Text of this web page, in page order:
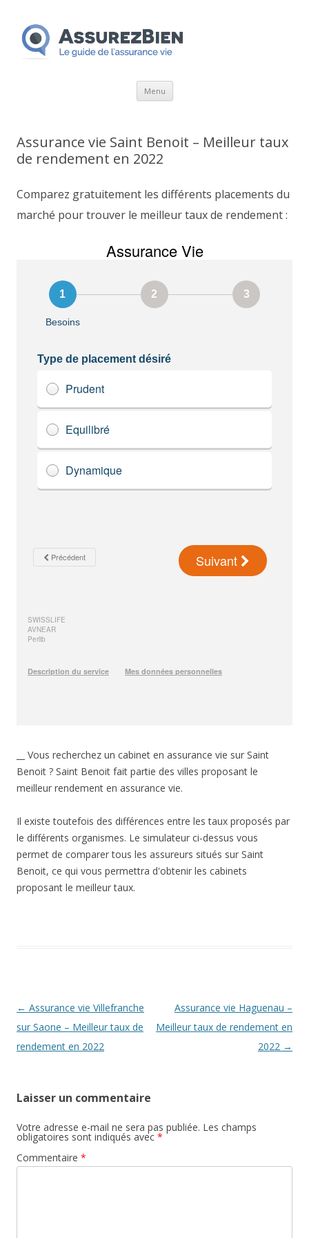
Menu Aller
Assurance vie Saint Benoit – Meilleur taux
de rendement en 2022
Comparez gratuitement les différents placements du
marché pour trouver le meilleur taux de rendement :
__ Vous recherchez un cabinet en assurance vie sur Saint
Benoit ? Saint Benoit fait partie des villes proposant le
meilleur rendement en assurance vie.
Il existe toutefois des différences entre les taux proposés par
le différents organismes. Le simulateur ci-dessus vous
permet de comparer tous les assureurs situés sur Saint
Benoit, ce qui vous permettra d'obtenir les cabinets
proposant le meilleur taux.
Navigation
des
articles
← Assurance vie Villefranche
sur Saone – Meilleur taux de
rendement en 2022
Assurance vie Haguenau –
Meilleur taux de rendement en
2022 →
Laisser un commentaire
Votre adresse e-mail ne sera pas publiée. Les champs
obligatoires sont indiqués avec *
Commentaire *